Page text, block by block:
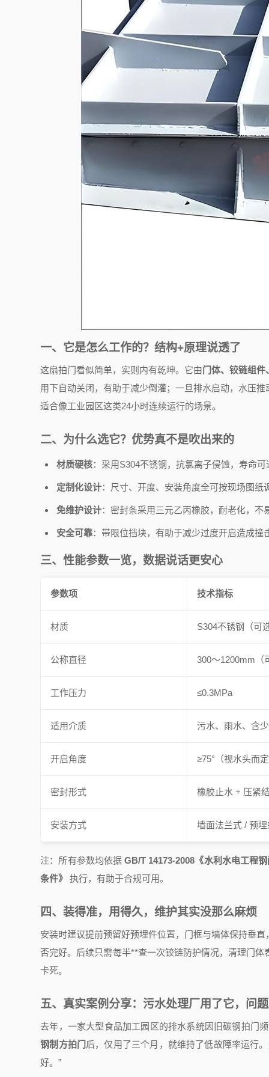
一、它是怎么工作的？结构+原理说透了
这扇拍门看似简单，实则内有乾坤。它由门体、铰链组件
用下自动关闭，有助于减少倒灌；一旦排水启动，水压
适合像工业园区这类24小时连续运行的场景。
二、为什么选它？优势真不是吹出来的
材质硬核：采用S304不锈钢，抗氯离子侵蚀，寿命
定制化设计：尺寸、开度、安装角度全可按现场图纸
免维护设计：密封条采用三元乙丙橡胶，耐老化，
安全可靠：带限位挡块，有助于减少过度开启造成撞
三、性能参数一览，数据说话更安心
参数项 技术指标
材质 S304不锈钢（可
公称直径 300～1200mm（
工作压力 ≤0.3MPa
适用介质 污水、雨水、含
开启角度 ≥75°（视水头而
密封形式 橡胶止水 + 压紧
安装方式 墙面法兰式 / 预
注：所有参数均依据GB/T 14173-2008《水利水电工程
条件》
执行，有助于合规可用。
四、装得准，用得久，维护其实没那么麻烦
安装时建议提前预留好预埋件位置，门框与墙体保持垂
否完好。后续只需每半**查一次铰链防护情况，清理门
卡死。
五、真实案例分享：污水处理厂用了它，问
去年，一家大型食品加工园区的排水系统因旧碳钢拍门
钢制方拍门后，仅用了三个月，就维持了低故障率运行
好。”